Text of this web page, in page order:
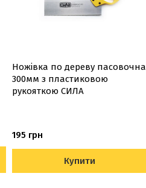
Ножівка по дереву пасовочна
300мм з пластиковою
рукояткою СИЛА
195 грн
Купити